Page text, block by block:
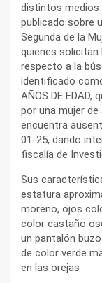
distintos medios
publicado sobre
Segunda de la
quienes solicitan
respecto a la
identificado como
AÑOS DE
por una mujer
encuentra
01-25, dando
fiscalía de
Sus
estatura
moreno, ojos
color castaño
un pantalón
de color verde
en las orejas